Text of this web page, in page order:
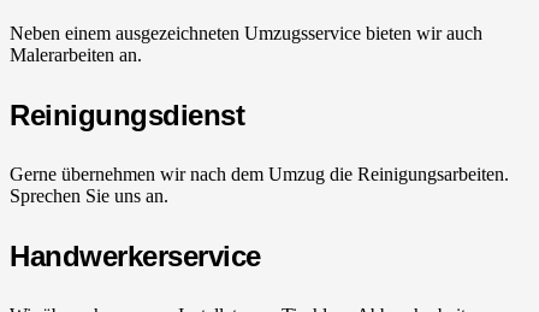
Neben einem ausgezeichneten Umzugsservice bieten wir auch
Malerarbeiten an.
Reinigungsdienst
Gerne übernehmen wir nach dem Umzug die Reinigungsarbeiten.
Sprechen Sie uns an.
Handwerkerservice